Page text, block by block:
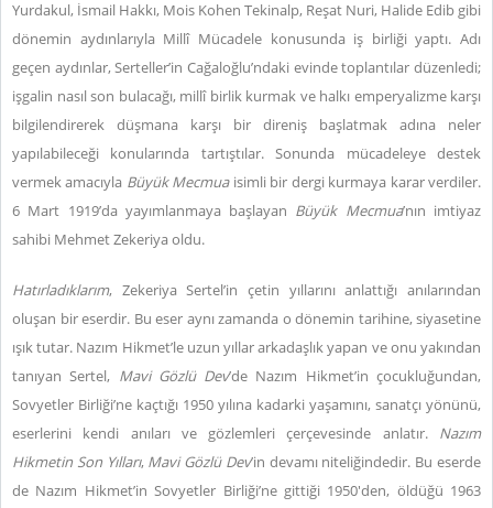
Yurdakul, İsmail Hakkı, Mois Kohen Tekinalp, Reşat Nuri, Halide Edib gibi
dönemin aydınlarıyla Millî Mücadele konusunda iş birliği yaptı. Adı
geçen aydınlar, Serteller’in Cağaloğlu’ndaki evinde toplantılar düzenledi;
işgalin nasıl son bulacağı, millî birlik kurmak ve halkı emperyalizme karşı
bilgilendirerek düşmana karşı bir direniş başlatmak adına neler
yapılabileceği konularında tartıştılar. Sonunda mücadeleye destek
vermek amacıyla Büyük Mecmuaisimli bir dergi kurmaya karar verdiler.
6 Mart 1919’da yayımlanmaya başlayan Büyük Mecmua’nın imtiyaz
sahibi Mehmet Zekeriya oldu.
Hatırladıklarım, Zekeriya Sertel’in çetin yıllarını anlattığı anılarından
oluşan bir eserdir. Bu eser aynı zamanda o dönemin tarihine, siyasetine
ışık tutar. Nazım Hikmet’le uzun yıllar arkadaşlık yapan ve onu yakından
tanıyan Sertel, Mavi Gözlü Dev’de Nazım Hikmet’in çocukluğundan,
Sovyetler Birliği’ne kaçtığı 1950 yılına kadarki yaşamını, sanatçı yönünü,
eserlerini kendi anıları ve gözlemleri çerçevesinde anlatır. Nazım
Hikmetin Son Yılları, Mavi Gözlü Dev’in devamı niteliğindedir. Bu eserde
de Nazım Hikmet’in Sovyetler Birliği’ne gittiği 1950'den, öldüğü 1963